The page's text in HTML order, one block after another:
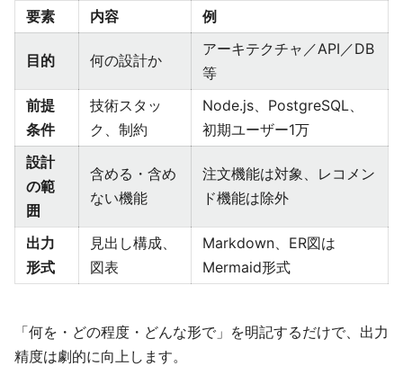
要素 内容 例
目的 何の設計か
アーキテクチャ／API／DB
等
前提
条件
技術スタッ
ク、制約
Node.js、PostgreSQL、
初期ユーザー1万
設計
の範
囲
含める・含め
ない機能
注文機能は対象、レコメン
ド機能は除外
出力
形式
見出し構成、
図表
Markdown、ER図は
Mermaid形式
「何を・どの程度・どんな形で」を明記するだけで、出力
精度は劇的に向上します。